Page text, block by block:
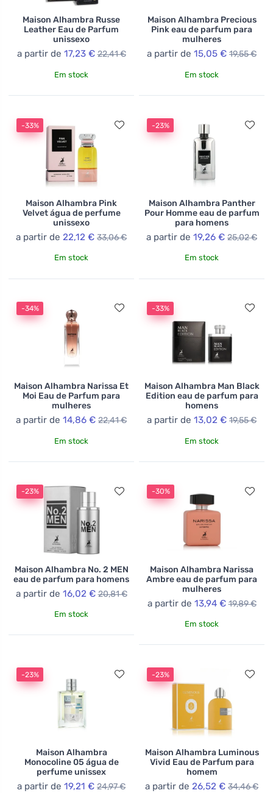
Maison Alhambra Russe
Leather Eau de Parfum
unissexo
a partir de 17,23 € 22,41 €
Em stock
Maison Alhambra Precious
Pink eau de parfum para
mulheres
a partir de 15,05 € 19,55 €
Em stock
-33%
Maison Alhambra Pink
Velvet água de perfume
unissexo
a partir de 22,12 € 33,06 €
Em stock
-23%
Maison Alhambra Panther
Pour Homme eau de parfum
para homens
a partir de 19,26 € 25,02 €
Em stock
-34%
Maison Alhambra Narissa Et
Moi Eau de Parfum para
mulheres
a partir de 14,86 € 22,41 €
Em stock
-33%
Maison Alhambra Man Black
Edition eau de parfum para
homens
a partir de 13,02 € 19,55 €
Em stock
-23%
Maison Alhambra No. 2 MEN
eau de parfum para homens
a partir de 16,02 € 20,81 €
Em stock
-30%
Maison Alhambra Narissa
Ambre eau de parfum para
mulheres
a partir de 13,94 € 19,89 €
Em stock
-23%
Maison Alhambra
Monocoline 05 água de
perfume unissex
a partir de 19,21 € 24,97 €
-23%
Maison Alhambra Luminous
Vivid Eau de Parfum para
homem
a partir de 26,52 € 34,46 €